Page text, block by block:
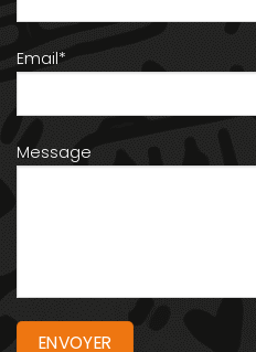
Email*
Message